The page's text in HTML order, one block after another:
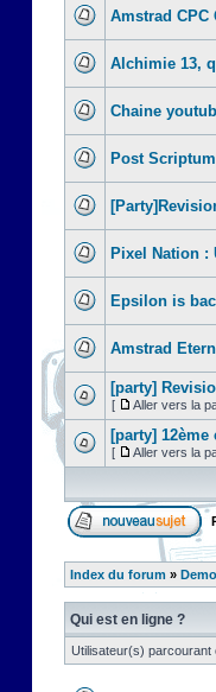
Amstrad CPC
Alchimie 13,
Chaine
Post Scriptum
Pixel Nation :
Epsilon is
Amstrad
[party]
[ Aller vers la
[party]
[ Aller vers la
Index du forum »
Qui est en ligne ?
Utilisateur(s) parcourant